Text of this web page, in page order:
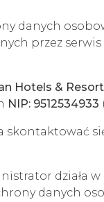
danych
przez
Hotels &
NIP: 9512534933
skontaktować
działa
danych